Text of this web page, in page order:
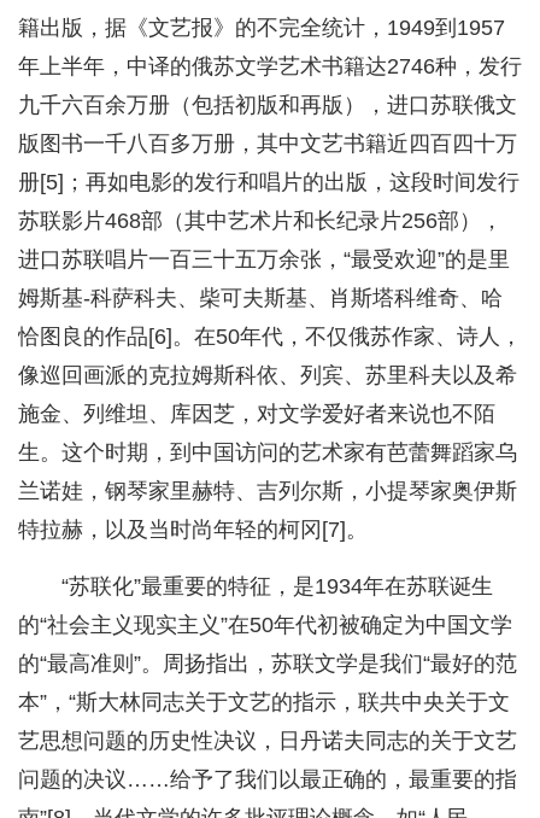
籍出版，据《文艺报》的不完全统计，1949到1957
年上半年，中译的俄苏文学艺术书籍达2746种，发行
九千六百余万册（包括初版和再版），进口苏联俄文
版图书一千八百多万册，其中文艺书籍近四百四十万
册[5]；再如电影的发行和唱片的出版，这段时间发行
苏联影片468部（其中艺术片和长纪录片256部），
进口苏联唱片一百三十五万余张，“最受欢迎”的是里
姆斯基-科萨科夫、柴可夫斯基、肖斯塔科维奇、哈
恰图良的作品[6]。在50年代，不仅俄苏作家、诗人，
像巡回画派的克拉姆斯科依、列宾、苏里科夫以及希
施金、列维坦、库因芝，对文学爱好者来说也不陌
生。这个时期，到中国访问的艺术家有芭蕾舞蹈家乌
兰诺娃，钢琴家里赫特、吉列尔斯，小提琴家奥伊斯
特拉赫，以及当时尚年轻的柯冈[7]。
“苏联化”最重要的特征，是1934年在苏联诞生
的“社会主义现实主义”在50年代初被确定为中国文学
的“最高准则”。周扬指出，苏联文学是我们“最好的范
本”，“斯大林同志关于文艺的指示，联共中央关于文
艺思想问题的历史性决议，日丹诺夫同志的关于文艺
问题的决议……给予了我们以最正确的，最重要的指